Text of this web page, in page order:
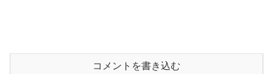
コメントを書き込む